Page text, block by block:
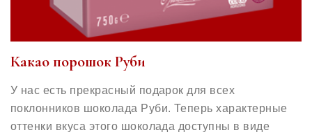
Какао порошок Руби
У нас есть прекрасный подарок для всех
поклонников шоколада Руби. Теперь характерные
оттенки вкуса этого шоколада доступны в виде